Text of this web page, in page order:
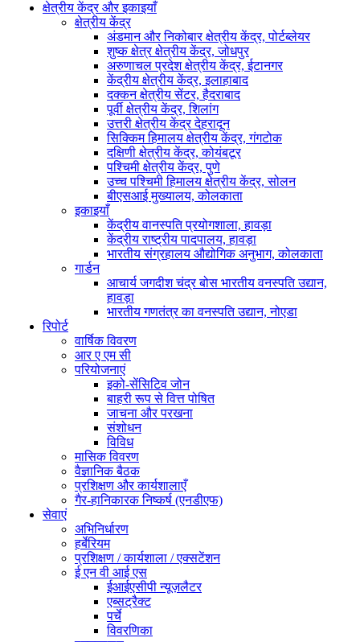
क्षेत्रीय केंद्र और इकाइयाँ
क्षेत्रीय केंद्र
अंडमान और निकोबार क्षेत्रीय केंद्र, पोर्टब्लेयर
शुष्क क्षेत्र क्षेत्रीय केंद्र, जोधपुर
अरुणाचल प्रदेश क्षेत्रीय केंद्र, ईटानगर
केंद्रीय क्षेत्रीय केंद्र, इलाहाबाद
दक्कन क्षेत्रीय सेंटर, हैदराबाद
पूर्वी क्षेत्रीय केंद्र, शिलांग
उत्तरी क्षेत्रीय केंद्र देहरादून
सिक्किम हिमालय क्षेत्रीय केंद्र, गंगटोक
दक्षिणी क्षेत्रीय केंद्र, कोयंबटूर
पश्चिमी क्षेत्रीय केंद्र, पुणे
उच्च पश्चिमी हिमालय क्षेत्रीय केंद्र, सोलन
बीएसआई मुख्यालय, कोलकाता
इकाइयाँ
केंद्रीय वानस्पति प्रयोगशाला, हावड़ा
केंद्रीय राष्ट्रीय पादपालय, हावड़ा
भारतीय संग्रहालय औद्योगिक अनुभाग, कोलकाता
गार्डन
आचार्य जगदीश चंद्र बोस भारतीय वनस्पति उद्यान,
हावड़ा
भारतीय गणतंत्र का वनस्पति उद्यान, नोएडा
रिपोर्ट
वार्षिक विवरण
आर ए एम सी
परियोजनाएं
इको-सेंसिटिव जोन
बाहरी रूप से वित्त पोषित
जाचना और परखना
संशोधन
विविध
मासिक विवरण
वैज्ञानिक बैठक
प्रशिक्षण और कार्यशालाएँ
गैर-हानिकारक निष्कर्ष (एनडीएफ)
सेवाएं
अभिनिर्धारण
हर्बेरियम
प्रशिक्षण / कार्यशाला / एक्सटेंशन
ई एन वी आई एस
ईआईएसीपी न्यूज़लैटर
एब्सट्रैक्ट
पर्चे
विवरणिका